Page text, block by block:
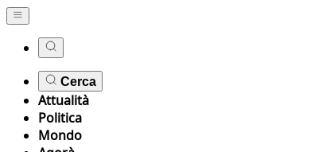
Cerca
Attualità
Politica
Mondo